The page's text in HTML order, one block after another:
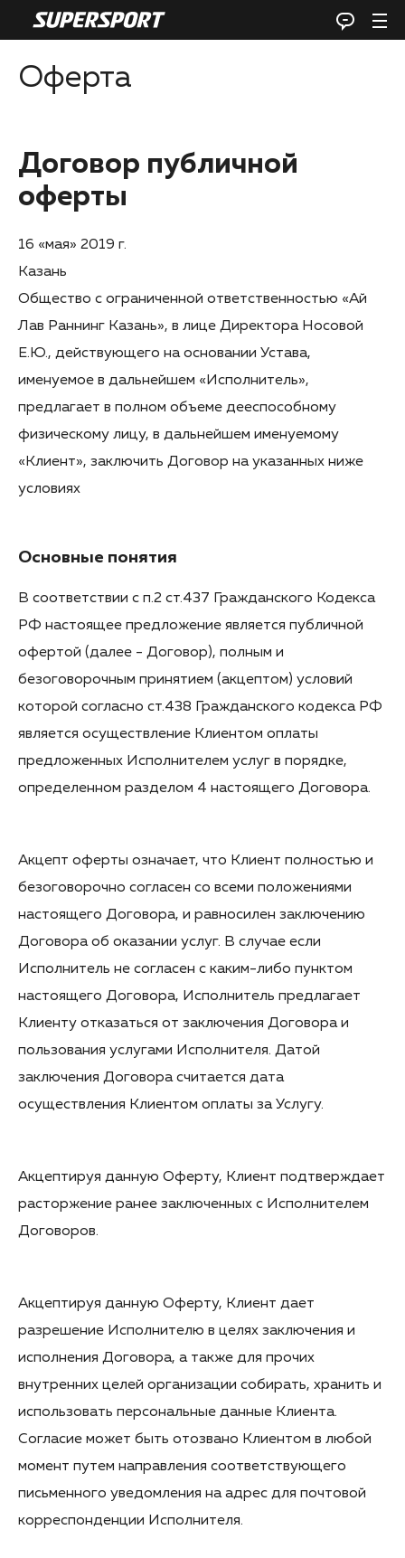
Оферта
Договор публичной
оферты
16 «мая» 2019 г.
Казань
Общество с ограниченной ответственностью «Ай
Лав Раннинг Казань», в лице Директора Носовой
Е.Ю., действующего на основании Устава,
именуемое в дальнейшем «Исполнитель»,
предлагает в полном объеме дееспособному
физическому лицу, в дальнейшем именуемому
«Клиент», заключить Договор на указанных ниже
условиях
Основные понятия
В соответствии с п.2 ст.437 Гражданского Кодекса
РФ настоящее предложение является публичной
офертой (далее - Договор), полным и
безоговорочным принятием (акцептом) условий
которой согласно ст.438 Гражданского кодекса РФ
является осуществление Клиентом оплаты
предложенных Исполнителем услуг в порядке,
определенном разделом 4 настоящего Договора.
Акцепт оферты означает, что Клиент полностью и
безоговорочно согласен со всеми положениями
настоящего Договора, и равносилен заключению
Договора об оказании услуг. В случае если
Исполнитель не согласен с каким-либо пунктом
настоящего Договора, Исполнитель предлагает
Клиенту отказаться от заключения Договора и
пользования услугами Исполнителя. Датой
заключения Договора считается дата
осуществления Клиентом оплаты за Услугу.
Акцептируя данную Оферту, Клиент подтверждает
расторжение ранее заключенных с Исполнителем
Договоров.
Акцептируя данную Оферту, Клиент дает
разрешение Исполнителю в целях заключения и
исполнения Договора, а также для прочих
внутренних целей организации собирать, хранить и
использовать персональные данные Клиента.
Согласие может быть отозвано Клиентом в любой
момент путем направления соответствующего
письменного уведомления на адрес для почтовой
корреспонденции Исполнителя.